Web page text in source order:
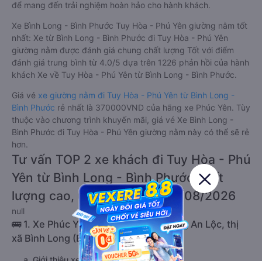
để mang đến trải nghiệm hoàn hảo cho hành khách.
Xe Bình Long - Bình Phước Tuy Hòa - Phú Yên giường nằm tốt
nhất: Xe từ Bình Long - Bình Phước đi Tuy Hòa - Phú Yên
giường nằm được đánh giá chung chất lượng Tốt với điểm
đánh giá trung bình từ 4.0/5 dựa trên 1226 phản hồi của hành
khách Xe về Tuy Hòa - Phú Yên từ Bình Long - Bình Phước.
Giá vé xe giường nằm đi Tuy Hòa - Phú Yên từ Bình Long -
Bình Phước rẻ nhất là 370000VND của hãng xe Phúc Yên. Tùy
thuộc vào chương trình khuyến mãi, giá vé Xe Bình Long -
Bình Phước đi Tuy Hòa - Phú Yên giường nằm này có thể sẽ rẻ
hơn.
Tư vấn TOP 2 xe khách đi Tuy Hòa - Phú
Yên từ Bình Long - Bình Phước chất
lượng cao, uy tín, giá rẻ nhất 08/2026
null
🚌 1. Xe Phúc Yên khởi hành tại Phường An Lộc, thị
xã Bình Long (Bến xe Bình Long)